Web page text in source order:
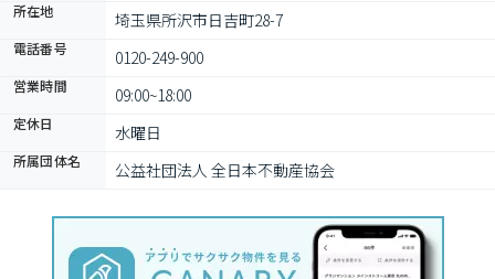
所在地 埼玉県所沢市日吉町28-7
電話番号 0120-249-900
営業時間 09:00~18:00
定休日 水曜日
所属団体名 公益社団法人 全日本不動産協会